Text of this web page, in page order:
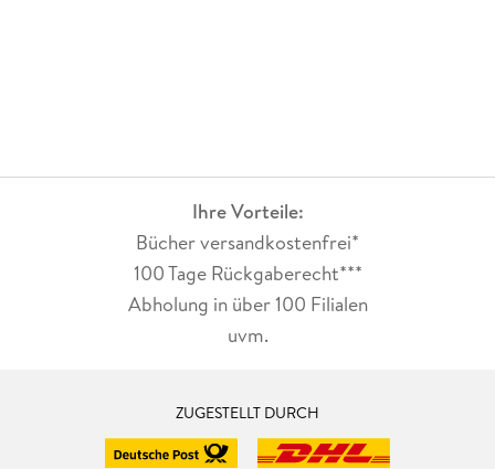
Ihre Vorteile:
Bücher versandkostenfrei*
100 Tage Rückgaberecht***
Abholung in über 100 Filialen
uvm.
ZUGESTELLT DURCH